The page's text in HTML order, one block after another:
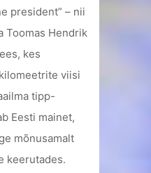
president” – nii
Toomas Hendrik
kes
viisi
tipp-
Eesti mainet,
mõnusamalt
keerutades.